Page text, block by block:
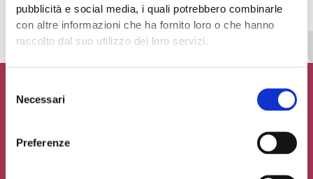
pubblicità e social media, i quali potrebbero combinarle
con altre informazioni che ha fornito loro o che hanno
raccolto dal suo utilizzo dei loro servizi.
delNecessari
Preferenze
INVIA MESSAGGIO